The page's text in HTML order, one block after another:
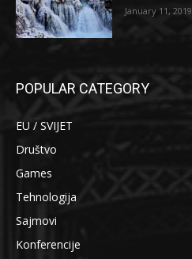
January 11, 2019
POPULAR CATEGORY
EU / SVIJET
Društvo
Games
Tehnologija
Sajmovi
Konferencije